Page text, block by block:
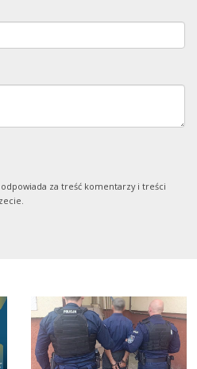
za treść komentarzy i treści